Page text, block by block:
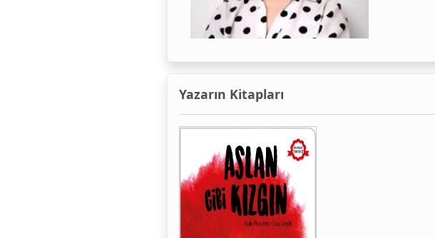
Yazarın Kitapları